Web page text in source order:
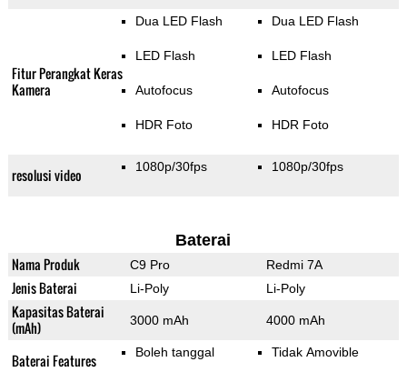
Fitur Perangkat Keras
Kamera
Dua LED Flash
LED Flash
Autofocus
HDR Foto
Dua LED Flash
LED Flash
Autofocus
HDR Foto
resolusi video 1080p/30fps 1080p/30fps
Baterai
Nama Produk C9 Pro Redmi 7A
Jenis Baterai Li-Poly Li-Poly
Kapasitas Baterai
(mAh)
3000 mAh 4000 mAh
Baterai Features Boleh tanggal Tidak Amovible